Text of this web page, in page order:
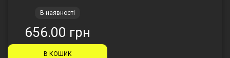
В наявності
656.00 грн
В КОШИК